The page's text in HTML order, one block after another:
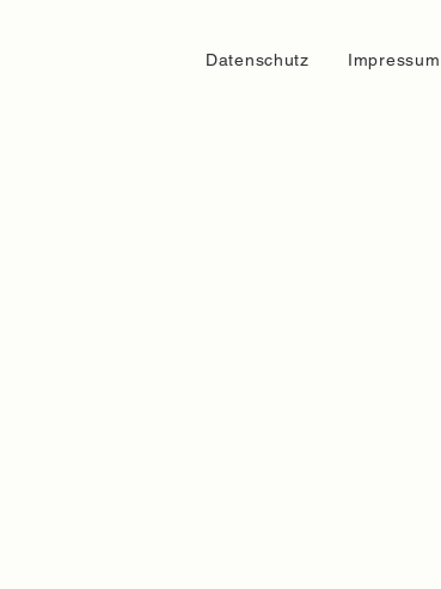
Datenschutz Impressum